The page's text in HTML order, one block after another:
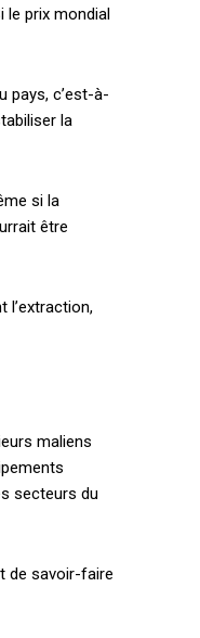
le prix mondial
pays, c’est-à-
la
si la
être
l’extraction,
maliens
secteurs du
de savoir-faire